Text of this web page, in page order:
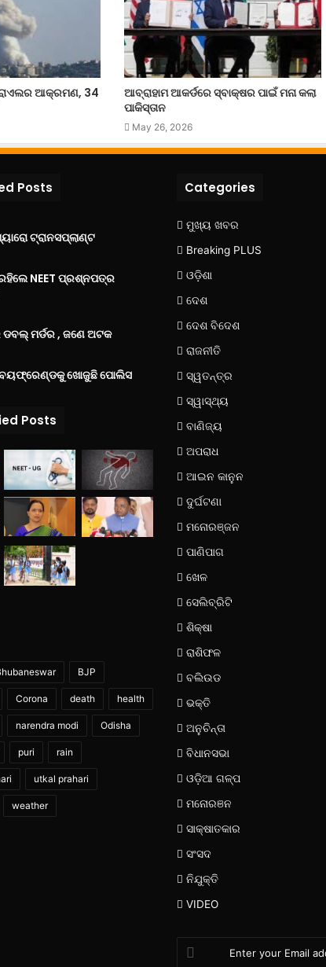
ଆକ୍ରମଣ, 34
ଆବ୍ରାହାମ ଆକର୍ଡରେ ସ୍ବାକ୍ଷର ପାଇଁ ମନା କଲା
ପାକିସ୍ତାନ
May 26, 2026
Posts
ଟ୍ରାନସପ୍ଲାଣ୍ଟ
NEET ପ୍ରଶ୍ନପତ୍ର
ମର୍ଡର , ଜଣେ ଅଟକ
ଖୋଜୁଛି ପୋଲିସ
Posts
BJP
Corona death health
narendra modi Odisha
puri rain
utkal prahari
weather
Categories
ମୁଖ୍ୟ ଖବର
Breaking PLUS
ଓଡ଼ିଶା
ଦେଶ
ଦେଶ ବିଦେଶ
ରାଜନୀତି
ସ୍ୱତନ୍ତ୍ର
ସ୍ୱାସ୍ଥ୍ୟ
ବାଣିଜ୍ୟ
ଅପରାଧ
ଆଇନ କାନୁନ
ଦୁର୍ଘଟଣା
ମନୋରଞ୍ଜନ
ପାଣିପାଗ
ଖେଳ
ସେଲିବ୍ରିଟି
ଶିକ୍ଷା
ରାଶିଫଳ
ବଲିଉଡ
ଭକ୍ତି
ଅନୁଚିନ୍ତା
ବିଧାନସଭା
ଓଡ଼ିଆ ଗଳ୍ପ
ମନୋରଞନ
ସାକ୍ଷାତକାର
ସଂସଦ
ନିଯୁକ୍ତି
VIDEO
Enter
your